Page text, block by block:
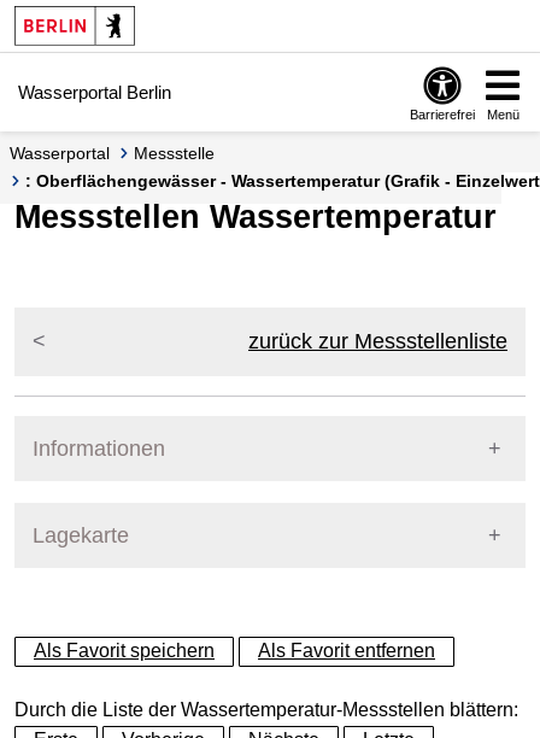
Springe zur Navigation
Springe zum Inhalt
Wasserportal Berlin
Barrierefrei Menü
Wasserportal
Messstelle
: Oberflächengewässer - Wassertemperatur (Grafik -
Messstellen Wassertemperatur
zurück zur Messstellenliste
Informationen
Lagekarte
+
−
Als Favorit speichern Als Favorit entfernen
Durch die Liste der Wassertemperatur-Messstellen blättern: